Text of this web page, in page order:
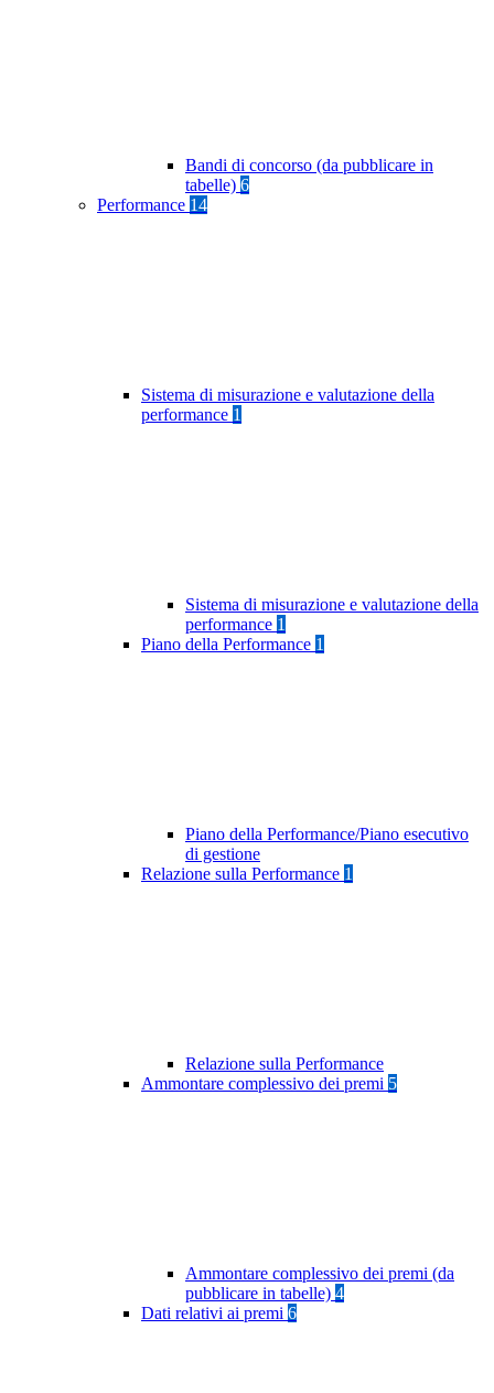
Bandi di concorso (da pubblicare in
tabelle) 6
Performance 14
Sistema di misurazione e valutazione della
performance 1
Sistema di misurazione e valutazione della
performance 1
Piano della Performance 1
Piano della Performance/Piano esecutivo
di gestione
Relazione sulla Performance 1
Relazione sulla Performance
Ammontare complessivo dei premi 5
Ammontare complessivo dei premi (da
pubblicare in tabelle) 4
Dati relativi ai premi 6